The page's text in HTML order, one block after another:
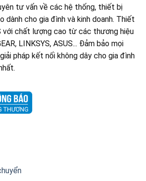
tư vấn về các hệ thống, thiết bị
dành cho gia đình và kinh doanh. Thiết
với chất lượng cao từ các thương hiệu
LINKSYS, ASUS... Đảm bảo mọi
pháp kết nối không dây cho gia đình